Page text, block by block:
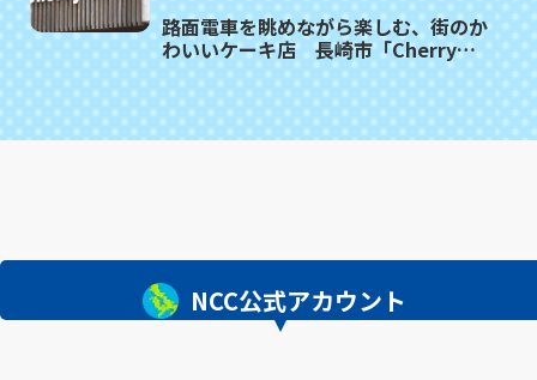
路面電車を眺めながら楽しむ、街のか
わいいケーキ店 長崎市「Cherry
NCC公式アカウント